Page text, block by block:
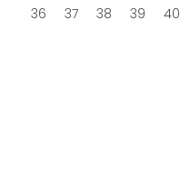
36 37 38 39 40